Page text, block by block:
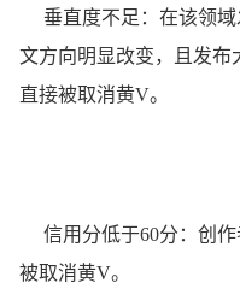
垂直度不足：在该领域
文方向明显改变，且发布
直接被取消黄V。
信用分低于60分：创作
被取消黄V。